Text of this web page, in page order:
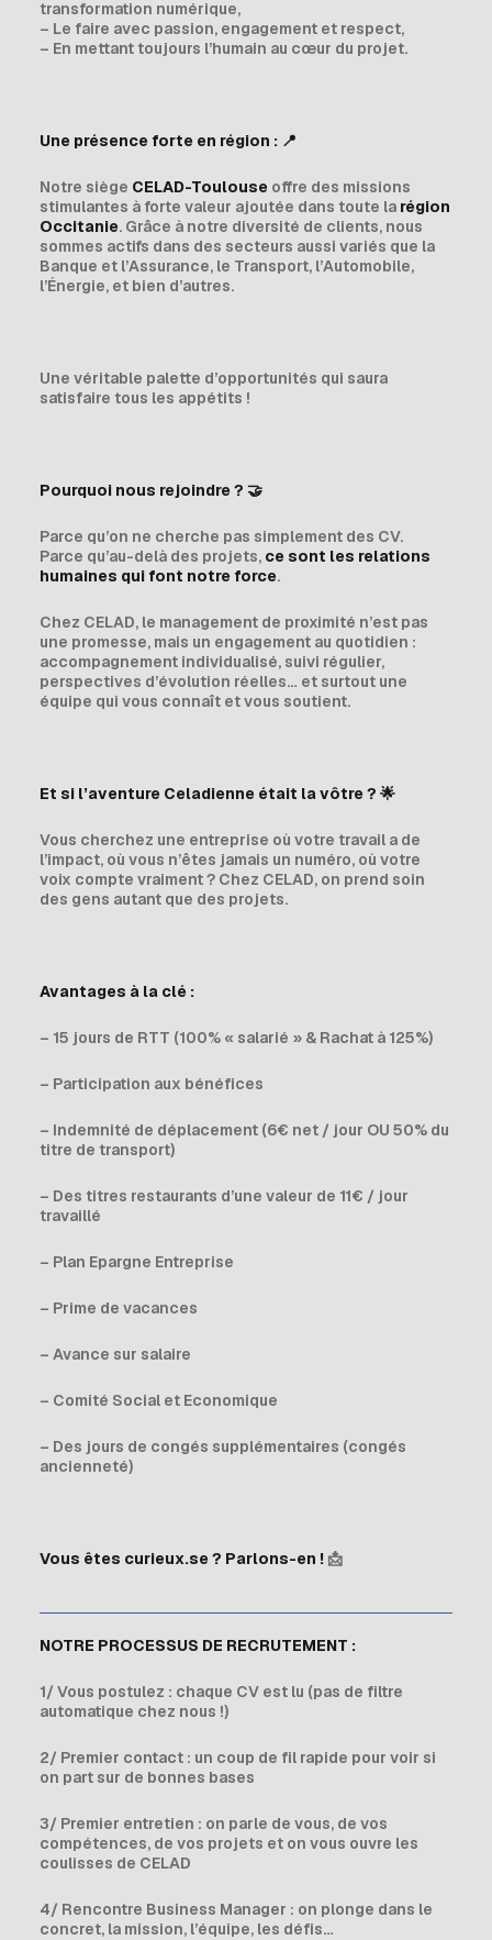
transformation numérique,
– Le faire avec passion, engagement et respect,
– En mettant toujours l’humain au cœur du projet.
Une présence forte en région : 📍
Notre siège CELAD-Toulouse offre des missions
stimulantes à forte valeur ajoutée dans toute la région
Occitanie. Grâce à notre diversité de clients, nous
sommes actifs dans des secteurs aussi variés que la
Banque et l’Assurance, le Transport, l’Automobile,
l’Énergie, et bien d’autres.
Une véritable palette d’opportunités qui saura
satisfaire tous les appétits !
Pourquoi nous rejoindre ? 🤝
Parce qu’on ne cherche pas simplement des CV.
Parce qu’au-delà des projets, ce sont les relations
humaines qui font notre force.
Chez CELAD, le management de proximité n’est pas
une promesse, mais un engagement au quotidien :
accompagnement individualisé, suivi régulier,
perspectives d’évolution réelles… et surtout une
équipe qui vous connaît et vous soutient.
Et si l’aventure Celadienne était la vôtre ? 🌟
Vous cherchez une entreprise où votre travail a de
l’impact, où vous n’êtes jamais un numéro, où votre
voix compte vraiment ? Chez CELAD, on prend soin
des gens autant que des projets.
Avantages à la clé :
– 15 jours de RTT (100% « salarié » & Rachat à 125%)
– Participation aux bénéfices
– Indemnité de déplacement (6€ net / jour OU 50% du
titre de transport)
– Des titres restaurants d’une valeur de 11€ / jour
travaillé
– Plan Epargne Entreprise
– Prime de vacances
– Avance sur salaire
– Comité Social et Economique
– Des jours de congés supplémentaires (congés
ancienneté)
Vous êtes curieux.se ? Parlons-en ! 📩
NOTRE PROCESSUS DE RECRUTEMENT :
1/ Vous postulez : chaque CV est lu (pas de filtre
automatique chez nous !)
2/ Premier contact : un coup de fil rapide pour voir si
on part sur de bonnes bases
3/ Premier entretien : on parle de vous, de vos
compétences, de vos projets et on vous ouvre les
coulisses de CELAD
4/ Rencontre Business Manager : on plonge dans le
concret, la mission, l’équipe, les défis…